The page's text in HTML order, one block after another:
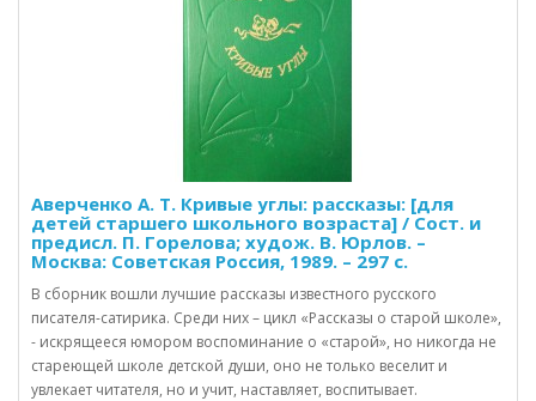
Аверченко А. Т. Кривые углы: рассказы: [для
детей старшего школьного возраста] / Сост. и
предисл. П. Горелова; худож. В. Юрлов. –
Москва: Советская Россия, 1989. – 297 с.
В сборник вошли лучшие рассказы известного русского
писателя-сатирика. Среди них – цикл «Рассказы о старой школе»,
- искрящееся юмором воспоминание о «старой», но никогда не
стареющей школе детской души, оно не только веселит и
увлекает читателя, но и учит, наставляет, воспитывает.